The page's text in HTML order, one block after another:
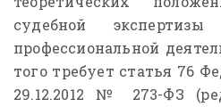
судебной
профессиональной
того требует статья 76
29.12.2012 № 273-ФЗ